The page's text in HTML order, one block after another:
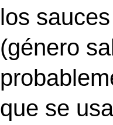
los
(género
que se